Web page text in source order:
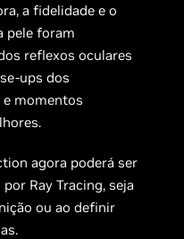
a fidelidade e o
pele foram
reflexos oculares
ups dos
e momentos
agora poderá ser
Ray Tracing, seja
ou ao definir